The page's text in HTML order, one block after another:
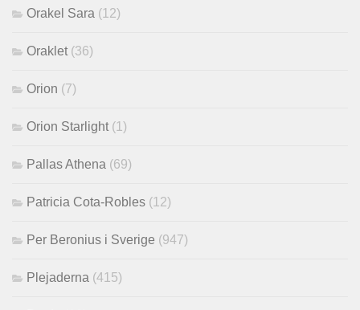
Orakel Sara (12)
Oraklet (36)
Orion (7)
Orion Starlight (1)
Pallas Athena (69)
Patricia Cota-Robles (12)
Per Beronius i Sverige (947)
Plejaderna (415)